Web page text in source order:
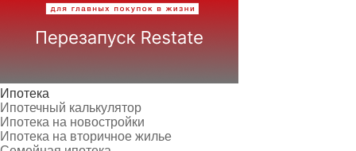
Ипотека
Ипотечный калькулятор
Ипотека на новостройки
Ипотека на вторичное жилье